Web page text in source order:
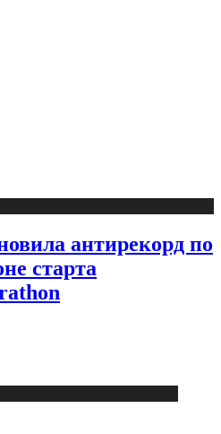
антирекорд по
старта